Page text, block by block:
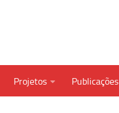
Projetos Publicações